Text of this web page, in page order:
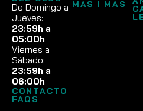
De Domingo a
Jueves:
23:59h a
05:00h
Viernes a
Sábado:
23:59h a
06:00h
CONTACTO
FAQS
MAS I MAS